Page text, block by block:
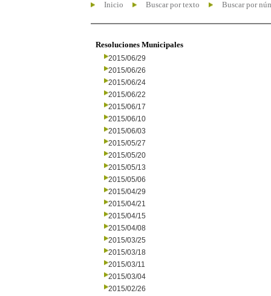
Inicio Buscar por texto Buscar por
Resoluciones Municipales
2015/06/29
2015/06/26
2015/06/24
2015/06/22
2015/06/17
2015/06/10
2015/06/03
2015/05/27
2015/05/20
2015/05/13
2015/05/06
2015/04/29
2015/04/21
2015/04/15
2015/04/08
2015/03/25
2015/03/18
2015/03/11
2015/03/04
2015/02/26